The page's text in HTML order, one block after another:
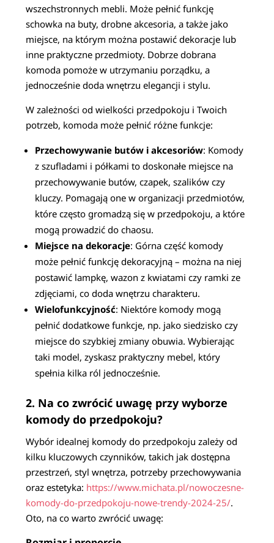
wszechstronnych mebli. Może pełnić funkcję
schowka na buty, drobne akcesoria, a także jako
miejsce, na którym można postawić dekoracje lub
inne praktyczne przedmioty. Dobrze dobrana
komoda pomoże w utrzymaniu porządku, a
jednocześnie doda wnętrzu elegancji i stylu.
W zależności od wielkości przedpokoju i Twoich
potrzeb, komoda może pełnić różne funkcje:
Przechowywanie butów i akcesoriów: Komody
z szufladami i półkami to doskonałe miejsce na
przechowywanie butów, czapek, szalików czy
kluczy. Pomagają one w organizacji przedmiotów,
które często gromadzą się w przedpokoju, a które
mogą prowadzić do chaosu.
Miejsce na dekoracje: Górna część komody
może pełnić funkcję dekoracyjną – można na niej
postawić lampkę, wazon z kwiatami czy ramki ze
zdjęciami, co doda wnętrzu charakteru.
Wielofunkcyjność: Niektóre komody mogą
pełnić dodatkowe funkcje, np. jako siedzisko czy
miejsce do szybkiej zmiany obuwia. Wybierając
taki model, zyskasz praktyczny mebel, który
spełnia kilka ról jednocześnie.
2. Na co zwrócić uwagę przy wyborze
komody do przedpokoju?
Wybór idealnej komody do przedpokoju zależy od
kilku kluczowych czynników, takich jak dostępna
przestrzeń, styl wnętrza, potrzeby przechowywania
oraz estetyka: https://www.michata.pl/nowoczesne-
komody-do-przedpokoju-nowe-trendy-2024-25/.
Oto, na co warto zwrócić uwagę: